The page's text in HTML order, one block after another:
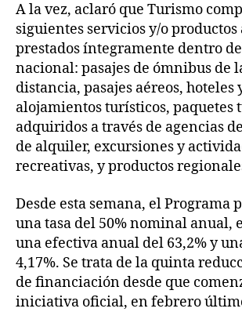
A la vez, aclaró que Turismo
siguientes servicios y/o productos
prestados íntegramente dentro
nacional: pasajes de ómnibus de
distancia, pasajes aéreos, hoteles
alojamientos turísticos, paquetes
adquiridos a través de agencias
de alquiler, excursiones y
recreativas, y productos
Desde esta semana, el Programa
una tasa del 50% nominal anual,
una efectiva anual del 63,2% y
4,17%. Se trata de la quinta
de financiación desde que
iniciativa oficial, en febrero